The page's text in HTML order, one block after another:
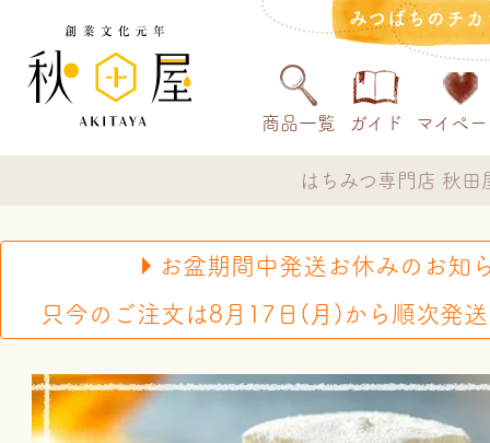
みつばちのチ
商品一覧 ガイド マイペ
はちみつ専門店 秋田
お盆期間中発送お休みのお知
只今のご注文は8月17日(月)から順次発